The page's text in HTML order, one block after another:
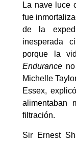
La nave luce
fue
de la
inesperada
porque la
Endurance
Michelle
Essex,
alimentaban
filtración.
Sir Ernest